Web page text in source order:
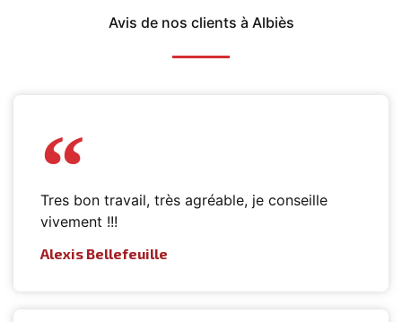
Avis de nos clients à Albiès
Tres bon travail, très agréable, je conseille
vivement !!!
Alexis Bellefeuille